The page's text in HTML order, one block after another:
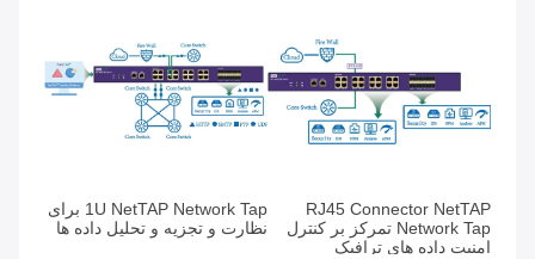
RJ45 Connector NetTAP
Network Tap تمرکز بر کنترل
امنیت داده های ترافیک
1U NetTAP Network Tap برای
نظارت و تجزیه و تحلیل داده ها